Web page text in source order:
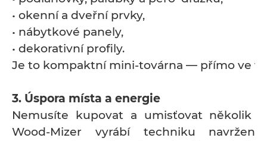
• okenní a dveřní prvky,
• nábytkové panely,
• dekorativní profily.
Je to kompaktní mini-továrna — přímo ve
3. Úspora místa a energie
Nemusíte kupovat a umisťovat několik
Wood-Mizer vyrábí techniku